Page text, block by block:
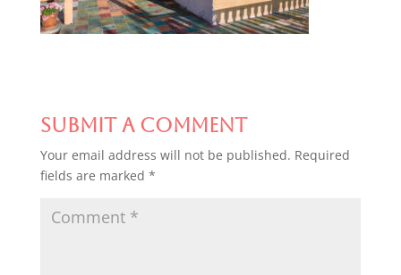
Submit a Comment
Your email address will not be published. Required
fields are marked *